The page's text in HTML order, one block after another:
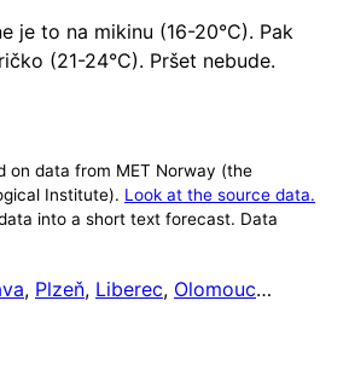
je to na mikinu (16-20°C). Pak
(21-24°C). Pršet nebude.
počasí mimo 8:00 až
jsou zrovna doma). Čas odeslání
nastavit níže.
on data from MET Norway (the
Institute). Look at the source data.
into a short text forecast. Data
, Plzeň, Liberec, Olomouc…